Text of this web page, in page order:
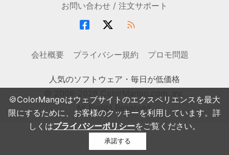
🍪ColorMangoはウェブサイトのエクスペリエンスを最大
限にするために、お客様のクッキーを利用しています。詳
しくはプライバシーポリシーをご覧ください。
承諾する
お問い合わせ / 注文サポート
会社概要 プライバシー規約 プロモ問題
人気のソフトウェア・毎日が低価格
© 2006-2026 ColorMango.com, Inc.
All Rights Reserved.